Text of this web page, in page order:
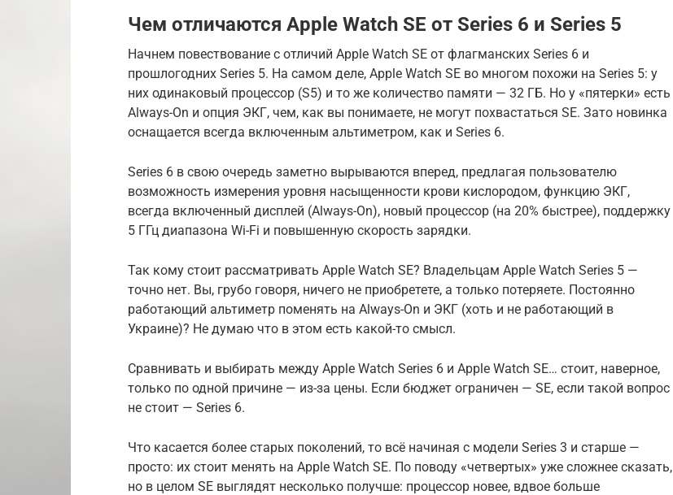
Чем отличаются Apple Watch SE от Series 6 и Series 5
Начнем повествование с отличий Apple Watch SE от флагманских Series 6 и
прошлогодних Series 5. На самом деле, Apple Watch SE во многом похожи на Series 5: у
них одинаковый процессор (S5) и то же количество памяти — 32 ГБ. Но у «пятерки» есть
Always-On и опция ЭКГ, чем, как вы понимаете, не могут похвастаться SE. Зато новинка
оснащается всегда включенным альтиметром, как и Series 6.
Series 6 в свою очередь заметно вырываются вперед, предлагая пользователю
возможность измерения уровня насыщенности крови кислородом, функцию ЭКГ,
всегда включенный дисплей (Always-On), новый процессор (на 20% быстрее), поддержку
5 ГГц диапазона Wi-Fi и повышенную скорость зарядки.
Так кому стоит рассматривать Apple Watch SE? Владельцам Apple Watch Series 5 —
точно нет. Вы, грубо говоря, ничего не приобретете, а только потеряете. Постоянно
работающий альтиметр поменять на Always-On и ЭКГ (хоть и не работающий в
Украине)? Не думаю что в этом есть какой-то смысл.
Сравнивать и выбирать между Apple Watch Series 6 и Apple Watch SE… стоит, наверное,
только по одной причине — из-за цены. Если бюджет ограничен — SE, если такой вопрос
не стоит — Series 6.
Что касается более старых поколений, то всё начиная с модели Series 3 и старше —
просто: их стоит менять на Apple Watch SE. По поводу «четвертых» уже сложнее сказать,
но в целом SE выглядят несколько получше: процессор новее, вдвое больше